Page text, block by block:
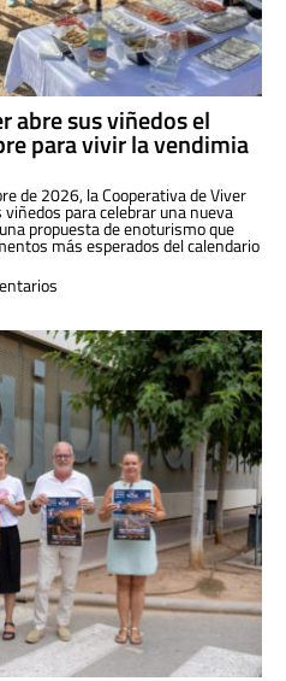
abre sus viñedos el
para vivir la vendimia
de 2026, la Cooperativa de Viver
para celebrar una nueva
propuesta de enoturismo que
más esperados del calendario